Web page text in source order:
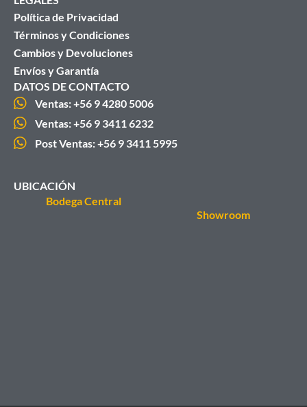
Política de Privacidad
Términos y Condiciones
Cambios y Devoluciones
Envíos y Garantía
DATOS DE CONTACTO
Ventas: +56 9 4280 5006
Ventas: +56 9 3411 6232
Post Ventas: +56 9 3411 5995
UBICACIÓN
Bodega Central
Showroom